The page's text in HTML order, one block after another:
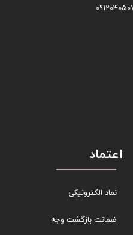
اعتماد
نماد الکترونیکی
ضمانت بازگشت وجه